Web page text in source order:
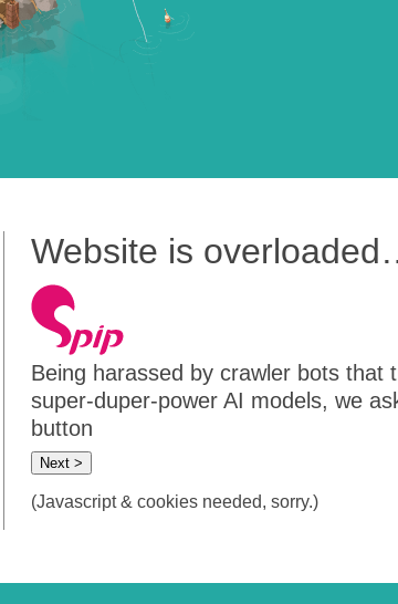
Website is
Being harassed by crawler bots that
super-duper-power AI models, we
button
Next >
(Javascript & cookies needed, sorry.)